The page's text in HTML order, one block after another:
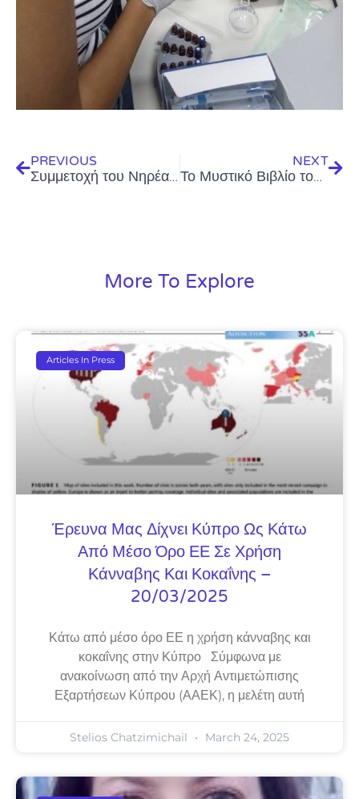
PREVIOUS
Συμμετοχή του Νηρέα στο 1ο Διεπιστημονικό Φόρουμ του Πανεπιστημίου Κύπρου
NEXT
Το Μυστικό Βιβλίο του Μπλε κύκλου στη τελική φάση υποψηφίων Public Awards 2019
More To Explore
Articles In Press
Έρευνα Μας Δίχνει Κύπρο Ως Κάτω
Από Μέσο Όρο ΕΕ Σε Χρήση
Κάνναβης Και Κοκαΐνης –
20/03/2025
Κάτω από μέσο όρο ΕΕ η χρήση κάνναβης και
κοκαΐνης στην Κύπρο Σύμφωνα με
ανακοίνωση από την Αρχή Αντιμετώπισης
Εξαρτήσεων Κύπρου (ΑΑΕΚ), η μελέτη αυτή
Stelios Chatzimichail March 24, 2025